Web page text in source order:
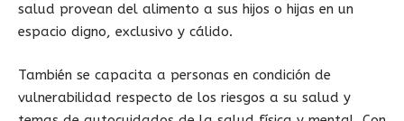
salud provean del alimento a sus hijos o hijas en un
espacio digno, exclusivo y cálido.
También se capacita a personas en condición de
vulnerabilidad respecto de los riesgos a su salud y